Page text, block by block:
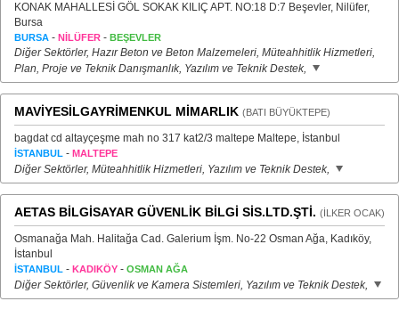
KONAK MAHALLESİ GÖL SOKAK KILIÇ APT. NO:18 D:7 Beşevler, Nilüfer,
Bursa
BURSA - NİLÜFER - BEŞEVLER
Diğer Sektörler, Hazır Beton ve Beton Malzemeleri, Müteahhitlik Hizmetleri,
Plan, Proje ve Teknik Danışmanlık, Yazılım ve Teknik Destek,
MAVİYESİLGAYRİMENKUL MİMARLIK (BATI BÜYÜKTEPE)
bagdat cd altayçeşme mah no 317 kat2/3 maltepe Maltepe, İstanbul
İSTANBUL - MALTEPE
Diğer Sektörler, Müteahhitlik Hizmetleri, Yazılım ve Teknik Destek,
AETAS BİLGİSAYAR GÜVENLİK BİLGİ SİS.LTD.ŞTİ. (İLKER OCAK)
Osmanağa Mah. Halitağa Cad. Galerium İşm. No-22 Osman Ağa, Kadıköy,
İstanbul
İSTANBUL - KADIKÖY - OSMAN AĞA
Diğer Sektörler, Güvenlik ve Kamera Sistemleri, Yazılım ve Teknik Destek,